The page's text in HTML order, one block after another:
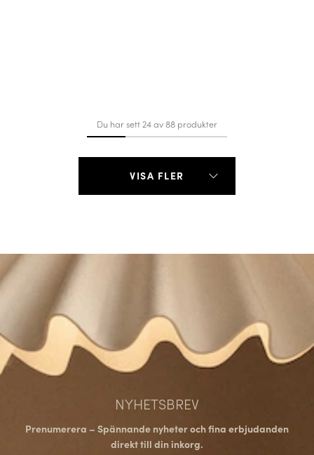
Du har sett 24 av 88 produkter
VISA FLER
NYHETSBREV
Prenumerera – Spännande nyheter och fina erbjudanden
direkt till din inkorg.